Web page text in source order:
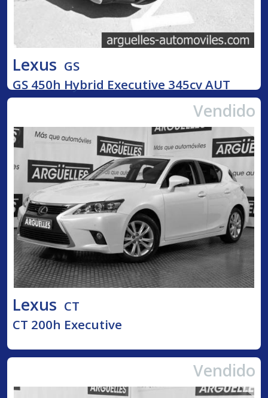
Lexus GS
GS 450h Hybrid Executive 345cv AUT
Vendido
Lexus CT
CT 200h Executive
Vendido